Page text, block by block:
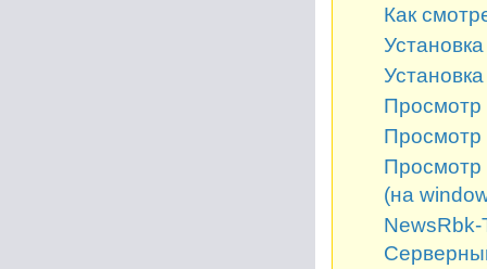
Как
Просмотр
Просмотр
Просмотр
(на